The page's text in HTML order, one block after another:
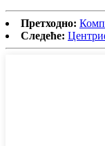
Претходно:
Следеће: